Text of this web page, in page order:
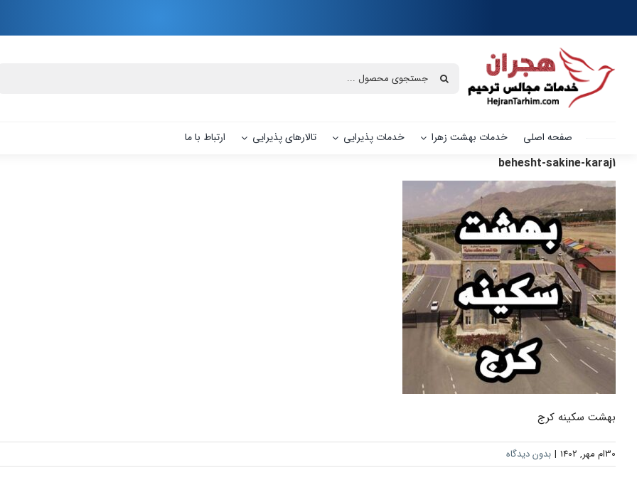
جستجو
صفحه اصلی خدمات بهشت زهرا خدمات پذیرایی تالارهای پذیرایی ارتباط با ما
behesht-sakine-karaj1
بهشت سکینه کرج
30ام مهر, 1402 | بدون دیدگاه